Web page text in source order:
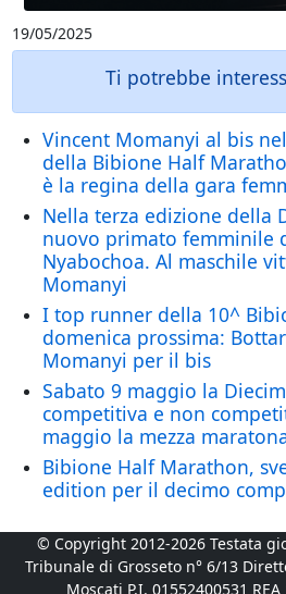
19/05/2025
Ti potrebbe
Vincent Momanyi al bis
della Bibione Half
è la regina della gara
Nella terza edizione della
nuovo primato femminile
Nyabochoa. Al maschile
Momanyi
I top runner della 10^
domenica prossima:
Momanyi per il bis
Sabato 9 maggio la
competitiva e non
maggio la mezza
Bibione Half Marathon,
edition per il decimo
© Copyright 2012-2026 Testata
Tribunale di Grosseto n° 6/13
Moscati P.I. 01552400531